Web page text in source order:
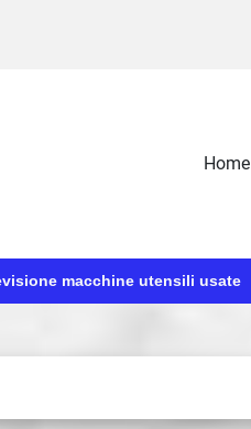
Home
macchine utensili usate